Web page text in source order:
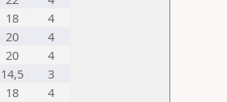
18
4
20
4
20
4
14,5
3
18
4